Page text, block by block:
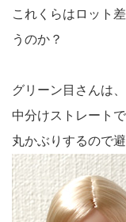
これくらはロット
うのか？
グリーン目さんは
中分けストレート
丸かぶりするので避